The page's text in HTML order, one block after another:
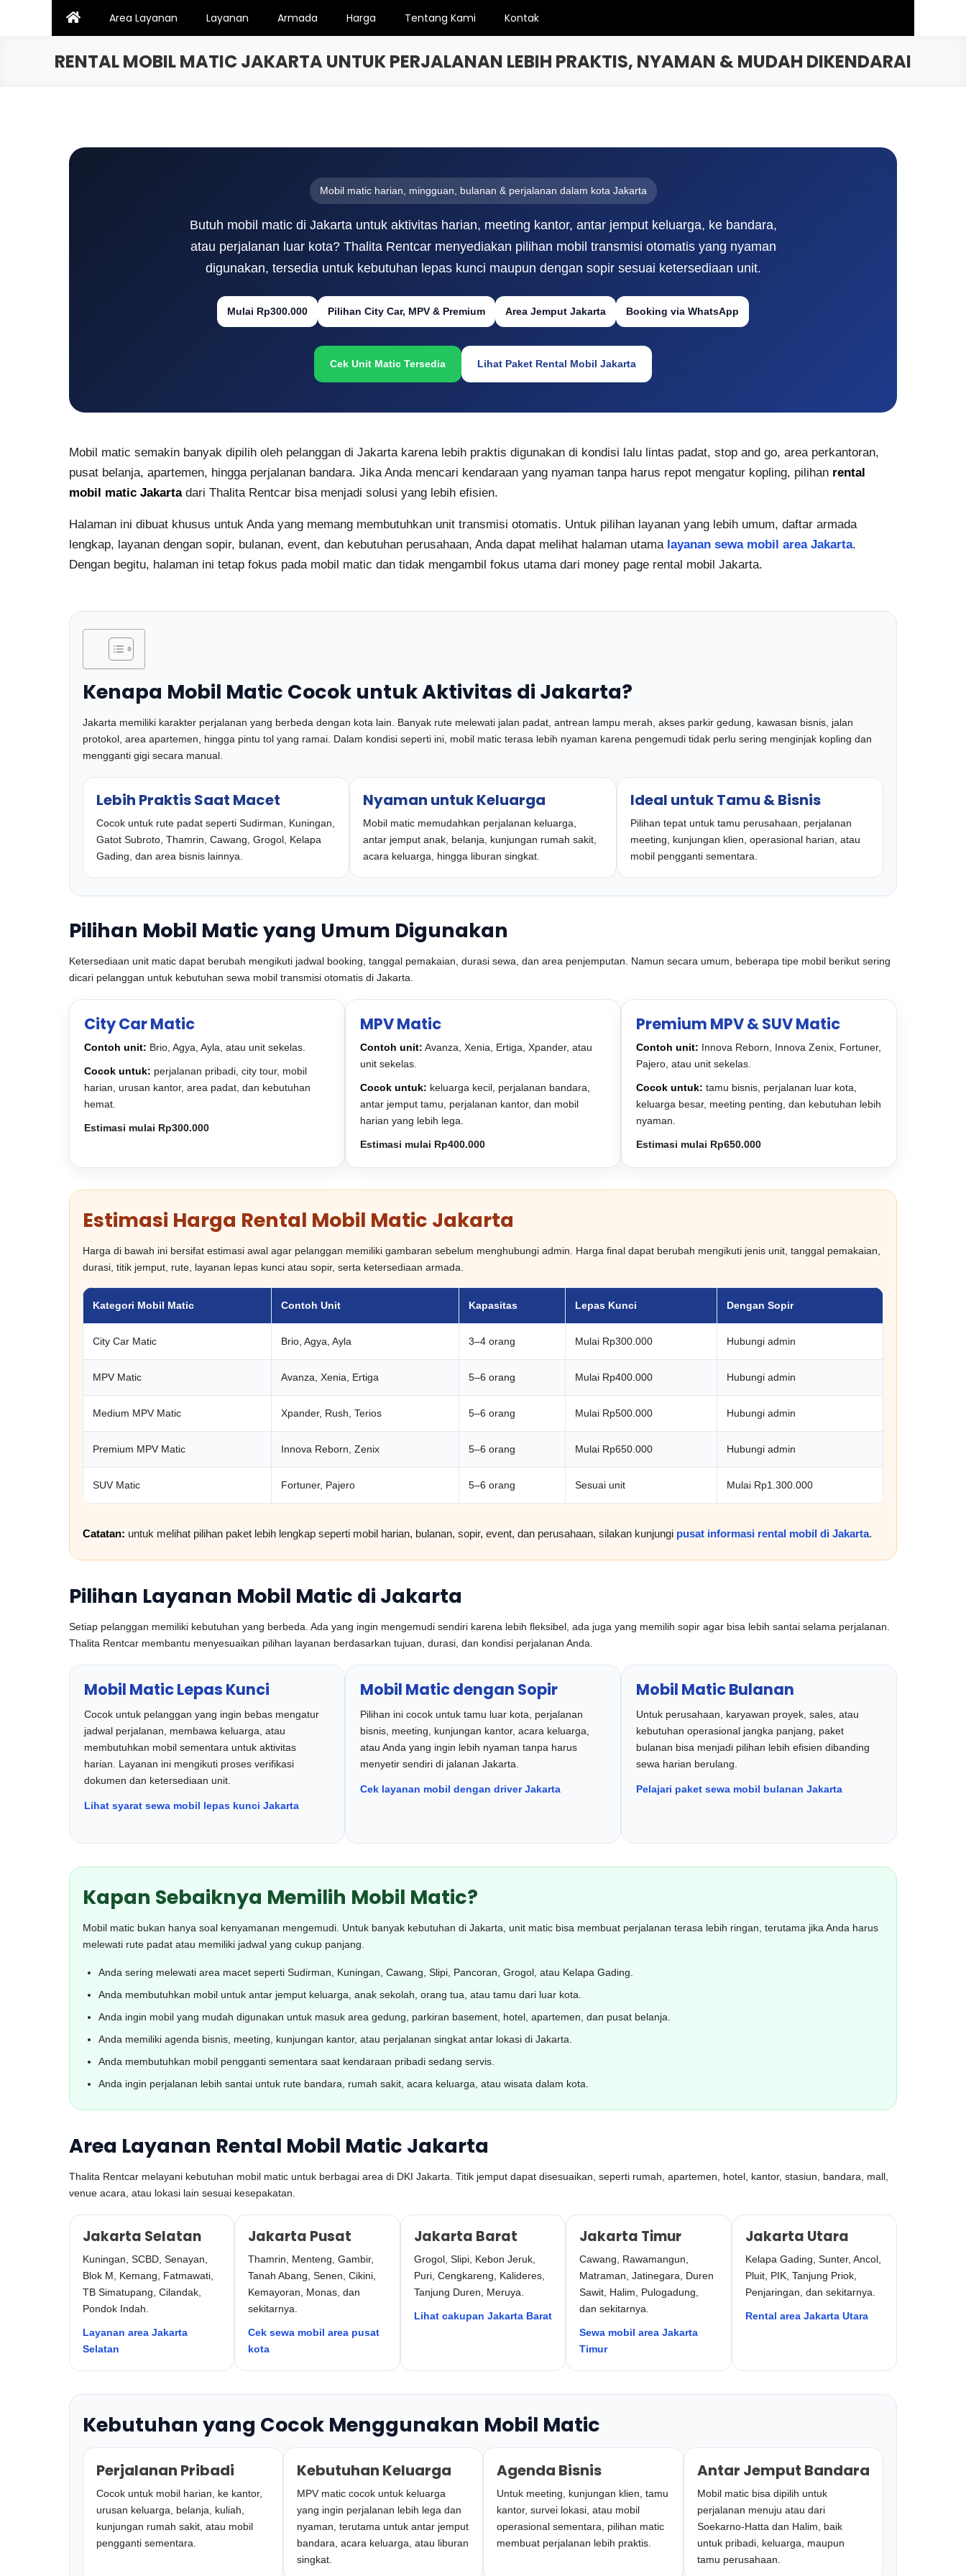
Area Layanan Layanan Armada Harga Tentang Kami Kontak
RENTAL MOBIL MATIC JAKARTA UNTUK PERJALANAN LEBIH PRAKTIS, NYAMAN & MUDAH DIKENDARAI
Mobil matic harian, mingguan, bulanan & perjalanan dalam kota Jakarta
Butuh mobil matic di Jakarta untuk aktivitas harian, meeting kantor, antar jemput keluarga, ke bandara,
atau perjalanan luar kota? Thalita Rentcar menyediakan pilihan mobil transmisi otomatis yang nyaman
digunakan, tersedia untuk kebutuhan lepas kunci maupun dengan sopir sesuai ketersediaan unit.
Mulai Rp300.000 Pilihan City Car, MPV & Premium Area Jemput Jakarta Booking via WhatsApp
Cek Unit Matic Tersedia Lihat Paket Rental Mobil Jakarta
Mobil matic semakin banyak dipilih oleh pelanggan di Jakarta karena lebih praktis digunakan di kondisi lalu lintas padat, stop and go, area perkantoran,
pusat belanja, apartemen, hingga perjalanan bandara. Jika Anda mencari kendaraan yang nyaman tanpa harus repot mengatur kopling, pilihan rental
mobil matic Jakartadari Thalita Rentcar bisa menjadi solusi yang lebih efisien.
Halaman ini dibuat khusus untuk Anda yang memang membutuhkan unit transmisi otomatis. Untuk pilihan layanan yang lebih umum, daftar armada
lengkap, layanan dengan sopir, bulanan, event, dan kebutuhan perusahaan, Anda dapat melihat halaman utama layanan sewa mobil area Jakarta.
Dengan begitu, halaman ini tetap fokus pada mobil matic dan tidak mengambil fokus utama dari money page rental mobil Jakarta.
Kenapa Mobil Matic Cocok untuk Aktivitas di Jakarta?
Jakarta memiliki karakter perjalanan yang berbeda dengan kota lain. Banyak rute melewati jalan padat, antrean lampu merah, akses parkir gedung, kawasan bisnis, jalan
protokol, area apartemen, hingga pintu tol yang ramai. Dalam kondisi seperti ini, mobil matic terasa lebih nyaman karena pengemudi tidak perlu sering menginjak kopling dan
mengganti gigi secara manual.
Lebih Praktis Saat Macet
Cocok untuk rute padat seperti Sudirman, Kuningan,
Gatot Subroto, Thamrin, Cawang, Grogol, Kelapa
Gading, dan area bisnis lainnya.
Nyaman untuk Keluarga
Mobil matic memudahkan perjalanan keluarga,
antar jemput anak, belanja, kunjungan rumah sakit,
acara keluarga, hingga liburan singkat.
Ideal untuk Tamu & Bisnis
Pilihan tepat untuk tamu perusahaan, perjalanan
meeting, kunjungan klien, operasional harian, atau
mobil pengganti sementara.
Pilihan Mobil Matic yang Umum Digunakan
Ketersediaan unit matic dapat berubah mengikuti jadwal booking, tanggal pemakaian, durasi sewa, dan area penjemputan. Namun secara umum, beberapa tipe mobil berikut sering
dicari pelanggan untuk kebutuhan sewa mobil transmisi otomatis di Jakarta.
City Car Matic
Contoh unit: Brio, Agya, Ayla, atau unit sekelas.
Cocok untuk: perjalanan pribadi, city tour, mobil
harian, urusan kantor, area padat, dan kebutuhan
hemat.
Estimasi mulai Rp300.000
MPV Matic
Contoh unit: Avanza, Xenia, Ertiga, Xpander, atau
unit sekelas.
Cocok untuk: keluarga kecil, perjalanan bandara,
antar jemput tamu, perjalanan kantor, dan mobil
harian yang lebih lega.
Estimasi mulai Rp400.000
Premium MPV & SUV Matic
Contoh unit: Innova Reborn, Innova Zenix, Fortuner,
Pajero, atau unit sekelas.
Cocok untuk: tamu bisnis, perjalanan luar kota,
keluarga besar, meeting penting, dan kebutuhan lebih
nyaman.
Estimasi mulai Rp650.000
Estimasi Harga Rental Mobil Matic Jakarta
Harga di bawah ini bersifat estimasi awal agar pelanggan memiliki gambaran sebelum menghubungi admin. Harga final dapat berubah mengikuti jenis unit, tanggal pemakaian,
durasi, titik jemput, rute, layanan lepas kunci atau sopir, serta ketersediaan armada.
Kategori Mobil Matic Contoh Unit Kapasitas Lepas Kunci Dengan Sopir
City Car Matic Brio, Agya, Ayla 3–4 orang Mulai Rp300.000 Hubungi admin
MPV Matic Avanza, Xenia, Ertiga 5–6 orang Mulai Rp400.000 Hubungi admin
Medium MPV Matic Xpander, Rush, Terios 5–6 orang Mulai Rp500.000 Hubungi admin
Premium MPV Matic Innova Reborn, Zenix 5–6 orang Mulai Rp650.000 Hubungi admin
SUV Matic Fortuner, Pajero 5–6 orang Sesuai unit Mulai Rp1.300.000
Catatan: untuk melihat pilihan paket lebih lengkap seperti mobil harian, bulanan, sopir, event, dan perusahaan, silakan kunjungi pusat informasi rental mobil di Jakarta.
Pilihan Layanan Mobil Matic di Jakarta
Setiap pelanggan memiliki kebutuhan yang berbeda. Ada yang ingin mengemudi sendiri karena lebih fleksibel, ada juga yang memilih sopir agar bisa lebih santai selama perjalanan.
Thalita Rentcar membantu menyesuaikan pilihan layanan berdasarkan tujuan, durasi, dan kondisi perjalanan Anda.
Mobil Matic Lepas Kunci
Cocok untuk pelanggan yang ingin bebas mengatur
jadwal perjalanan, membawa keluarga, atau
membutuhkan mobil sementara untuk aktivitas
harian. Layanan ini mengikuti proses verifikasi
dokumen dan ketersediaan unit.
Lihat syarat sewa mobil lepas kunci Jakarta
Mobil Matic dengan Sopir
Pilihan ini cocok untuk tamu luar kota, perjalanan
bisnis, meeting, kunjungan kantor, acara keluarga,
atau Anda yang ingin lebih nyaman tanpa harus
menyetir sendiri di jalanan Jakarta.
Cek layanan mobil dengan driver Jakarta
Mobil Matic Bulanan
Untuk perusahaan, karyawan proyek, sales, atau
kebutuhan operasional jangka panjang, paket
bulanan bisa menjadi pilihan lebih efisien dibanding
sewa harian berulang.
Pelajari paket sewa mobil bulanan Jakarta
Kapan Sebaiknya Memilih Mobil Matic?
Mobil matic bukan hanya soal kenyamanan mengemudi. Untuk banyak kebutuhan di Jakarta, unit matic bisa membuat perjalanan terasa lebih ringan, terutama jika Anda harus
melewati rute padat atau memiliki jadwal yang cukup panjang.
Anda sering melewati area macet seperti Sudirman, Kuningan, Cawang, Slipi, Pancoran, Grogol, atau Kelapa Gading.
Anda membutuhkan mobil untuk antar jemput keluarga, anak sekolah, orang tua, atau tamu dari luar kota.
Anda ingin mobil yang mudah digunakan untuk masuk area gedung, parkiran basement, hotel, apartemen, dan pusat belanja.
Anda memiliki agenda bisnis, meeting, kunjungan kantor, atau perjalanan singkat antar lokasi di Jakarta.
Anda membutuhkan mobil pengganti sementara saat kendaraan pribadi sedang servis.
Anda ingin perjalanan lebih santai untuk rute bandara, rumah sakit, acara keluarga, atau wisata dalam kota.
Area Layanan Rental Mobil Matic Jakarta
Thalita Rentcar melayani kebutuhan mobil matic untuk berbagai area di DKI Jakarta. Titik jemput dapat disesuaikan, seperti rumah, apartemen, hotel, kantor, stasiun, bandara, mall,
venue acara, atau lokasi lain sesuai kesepakatan.
Jakarta Selatan
Kuningan, SCBD, Senayan,
Blok M, Kemang, Fatmawati,
TB Simatupang, Cilandak,
Pondok Indah.
Layanan area Jakarta
Selatan
Jakarta Pusat
Thamrin, Menteng, Gambir,
Tanah Abang, Senen, Cikini,
Kemayoran, Monas, dan
sekitarnya.
Cek sewa mobil area pusat
kota
Jakarta Barat
Grogol, Slipi, Kebon Jeruk,
Puri, Cengkareng, Kalideres,
Tanjung Duren, Meruya.
Lihat cakupan Jakarta Barat
Jakarta Timur
Cawang, Rawamangun,
Matraman, Jatinegara, Duren
Sawit, Halim, Pulogadung,
dan sekitarnya.
Sewa mobil area Jakarta
Timur
Jakarta Utara
Kelapa Gading, Sunter, Ancol,
Pluit, PIK, Tanjung Priok,
Penjaringan, dan sekitarnya.
Rental area Jakarta Utara
Kebutuhan yang Cocok Menggunakan Mobil Matic
Perjalanan Pribadi
Cocok untuk mobil harian, ke kantor,
urusan keluarga, belanja, kuliah,
kunjungan rumah sakit, atau mobil
pengganti sementara.
Kebutuhan Keluarga
MPV matic cocok untuk keluarga
yang ingin perjalanan lebih lega dan
nyaman, terutama untuk antar jemput
bandara, acara keluarga, atau liburan
singkat.
Agenda Bisnis
Untuk meeting, kunjungan klien, tamu
kantor, survei lokasi, atau mobil
operasional sementara, pilihan matic
membuat perjalanan lebih praktis.
Antar Jemput Bandara
Mobil matic bisa dipilih untuk
perjalanan menuju atau dari
Soekarno-Hatta dan Halim, baik
untuk pribadi, keluarga, maupun
tamu perusahaan.